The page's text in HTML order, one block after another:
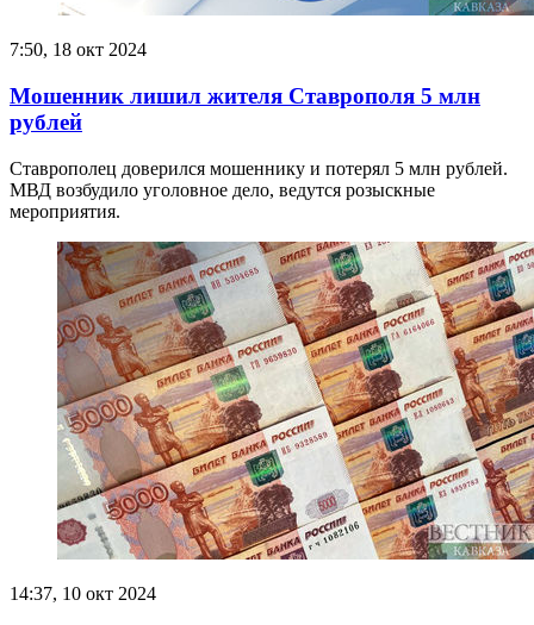
7:50, 18 окт 2024
Мошенник лишил жителя Ставрополя 5 млн
рублей
Ставрополец доверился мошеннику и потерял 5 млн рублей.
МВД возбудило уголовное дело, ведутся розыскные
мероприятия.
14:37, 10 окт 2024